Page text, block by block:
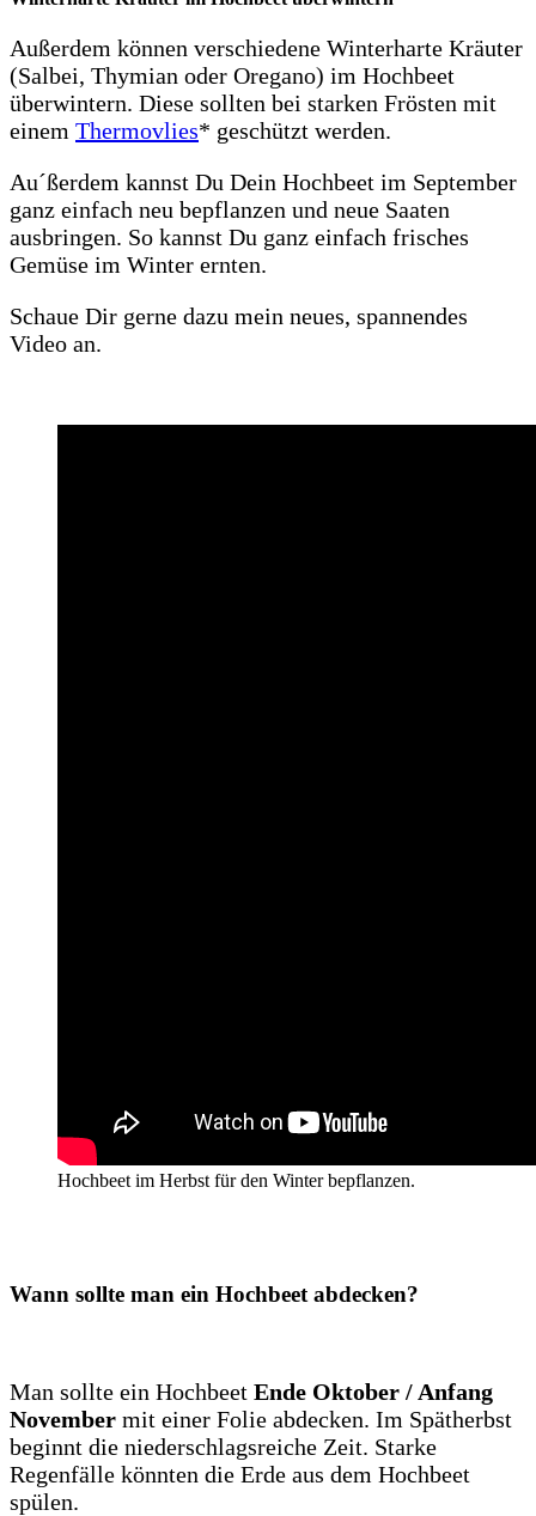
Außerdem können verschiedene Winterharte Kräuter
(Salbei, Thymian oder Oregano) im Hochbeet
überwintern. Diese sollten bei starken Frösten mit
einem Thermovlies* geschützt werden.
Au´ßerdem kannst Du Dein Hochbeet im September
ganz einfach neu bepflanzen und neue Saaten
ausbringen. So kannst Du ganz einfach frisches
Gemüse im Winter ernten.
Schaue Dir gerne dazu mein neues, spannendes
Video an.
Hochbeet im Herbst für den Winter bepflanzen.
Wann sollte man ein Hochbeet abdecken?
Man sollte ein Hochbeet Ende Oktober / Anfang
November mit einer Folie abdecken. Im Spätherbst
beginnt die niederschlagsreiche Zeit. Starke
Regenfälle könnten die Erde aus dem Hochbeet
spülen.